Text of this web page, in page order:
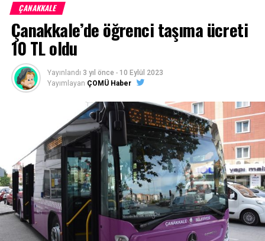
Facebook
Mastodon
EmailShare
ÇANAKKALE
Çanakkale’de öğrenci taşıma ücreti
10 TL oldu
Yayınlandı 3 yıl önce - 10 Eylül 2023
Yayımlayan ÇOMÜ Haber